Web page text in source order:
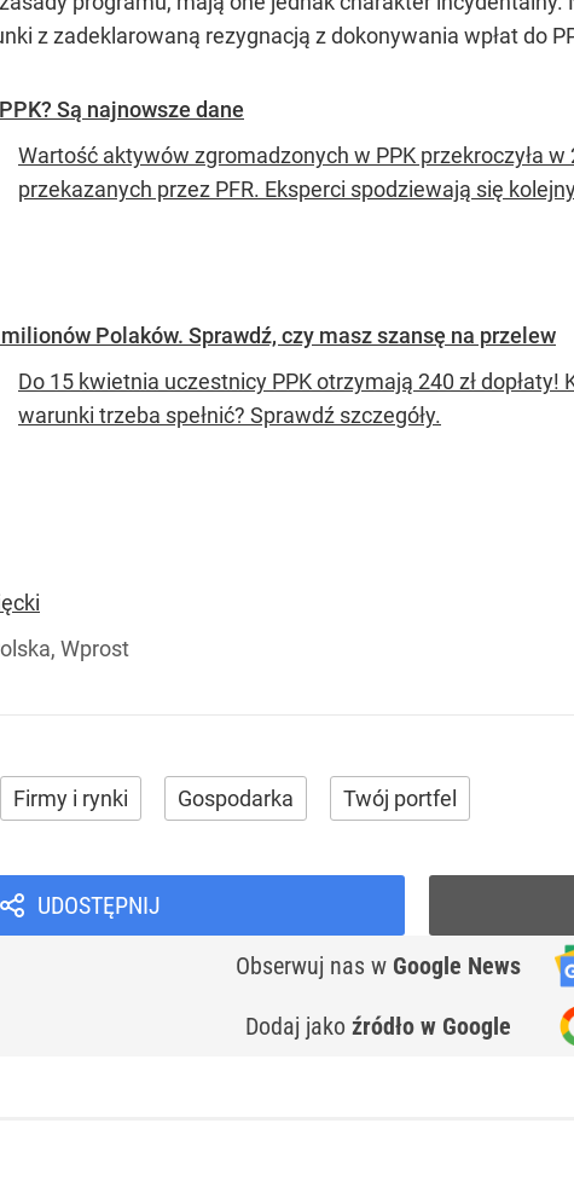
z zadeklarowaną rezygnacją z dokonywania wpłat do
Są najnowsze dane
Wartość aktywów zgromadzonych w PPK przekroczyła
przekazanych przez PFR. Eksperci spodziewają się
Polaków. Sprawdź, czy masz szansę na przelew
Do 15 kwietnia uczestnicy PPK otrzymają 240 zł
warunki trzeba spełnić? Sprawdź szczegóły.
Wprost
Firmy i rynki Gospodarka Twój portfel
UDOSTĘPNIJ
Obserwuj nas w Google News
Dodaj jako źródło w Google